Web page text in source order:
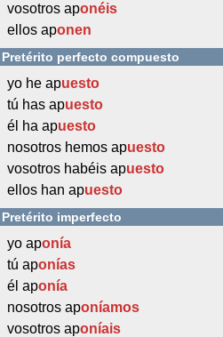
vosotros aponéis
ellos aponen
Pretérito perfecto compuesto
yo he apuesto
tú has apuesto
él ha apuesto
nosotros hemos apuesto
vosotros habéis apuesto
ellos han apuesto
Pretérito imperfecto
yo aponía
tú aponías
él aponía
nosotros aponíamos
vosotros aponíais